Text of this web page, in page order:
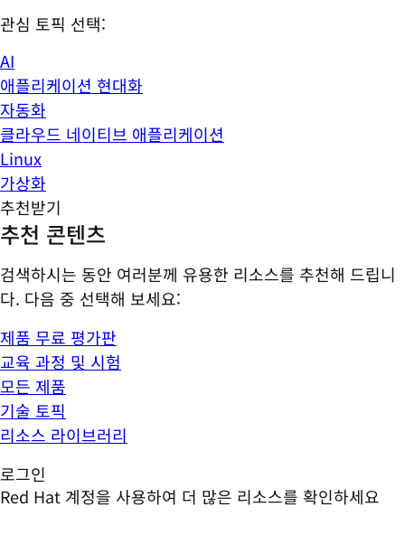
관심 토픽 선택:
AI
애플리케이션 현대화
자동화
클라우드 네이티브 애플리케이션
Linux
가상화
추천받기
추천 콘텐츠
검색하시는 동안 여러분께 유용한 리소스를 추천해 드립니
다. 다음 중 선택해 보세요:
제품 무료 평가판
교육 과정 및 시험
모든 제품
기술 토픽
리소스 라이브러리
로그인
Red Hat 계정을 사용하여 더 많은 리소스를 확인하세요